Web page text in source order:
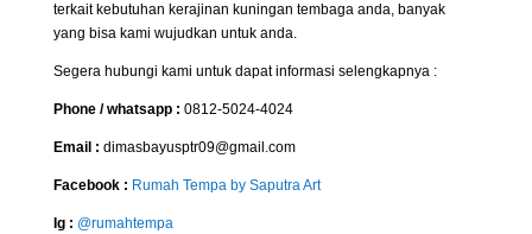
terkait kebutuhan kerajinan kuningan tembaga anda, banyak
yang bisa kami wujudkan untuk anda.
Segera hubungi kami untuk dapat informasi selengkapnya :
Phone / whatsapp : 0812-5024-4024
Email : dimasbayusptr09@gmail.com
Facebook : Rumah Tempa by Saputra Art
Ig : @rumahtempa